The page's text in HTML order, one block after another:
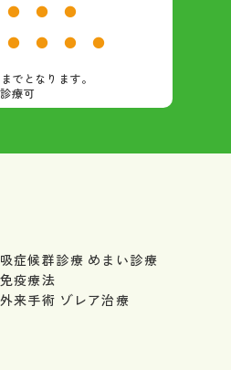
● ●
●
● ● ● ●
でとなります。
療可
症候群診療 めまい診療
疫療法
来手術 ゾレア治療